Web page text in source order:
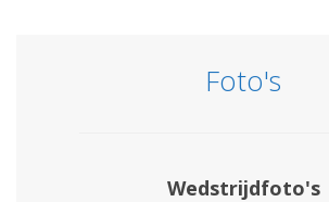
Foto's
Wedstrijdfoto's